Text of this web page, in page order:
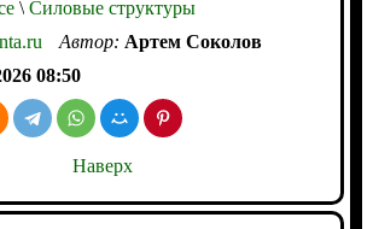
\Силовые структуры
Автор: Артем Соколов
08:50
Наверх